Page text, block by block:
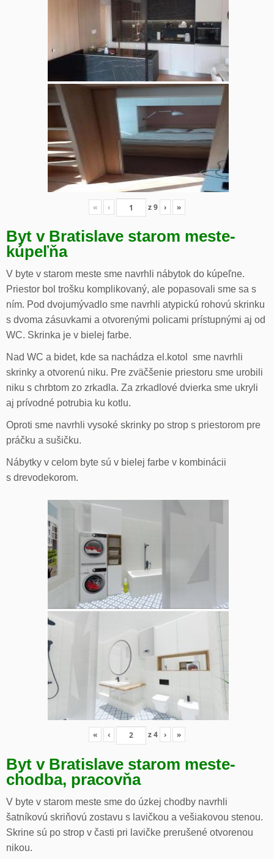
« ‹ z9 › »
Byt v Bratislave starom meste-
kúpeľňa
V byte v starom meste sme navrhli nábytok do kúpeľne.
Priestor bol trošku komplikovaný, ale popasovali sme sa s
ním. Pod dvojumývadlo sme navrhli atypickú rohovú skrinku
s dvoma zásuvkami a otvorenými policami prístupnými aj od
WC. Skrinka je v bielej farbe.
Nad WC a bidet, kde sa nachádza el.kotol sme navrhli
skrinky a otvorenú niku. Pre zväčšenie priestoru sme urobili
niku s chrbtom zo zrkadla. Za zrkadlové dvierka sme ukryli
aj prívodné potrubia ku kotlu.
Oproti sme navrhli vysoké skrinky po strop s priestorom pre
práčku a sušičku.
Nábytky v celom byte sú v bielej farbe v kombinácii
s drevodekorom.
« ‹ z4 › »
Byt v Bratislave starom meste-
chodba, pracovňa
V byte v starom meste sme do úzkej chodby navrhli
šatníkovú skriňovú zostavu s lavičkou a vešiakovou stenou.
Skrine sú po strop v časti pri lavičke prerušené otvorenou
nikou.